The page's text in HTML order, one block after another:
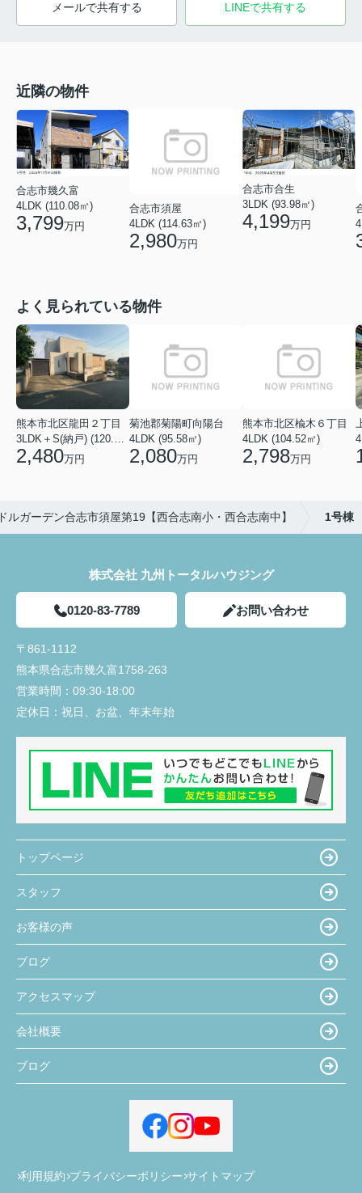
メールで共有する LINEで共有する
近隣の物件
合志市幾久富
4LDK (110.08㎡)
3,799万円
合志市須屋
4LDK (114.63㎡)
2,980万円
合志市合生
3LDK (93.98㎡)
4,199万円
よく見られている物件
熊本市北区龍田２丁目
3LDK＋S(納戸) (120.48㎡)
2,480万円
菊池郡菊陽町向陽台
4LDK (95.58㎡)
2,080万円
熊本市北区楡木６丁目
4LDK (104.52㎡)
2,798万円
ガーデン合志市須屋第19【西合志南小・西合志南中】 1号棟
株式会社 九州トータルハウジング
0120-83-7789 お問い合わせ
〒861-1112
熊本県合志市幾久富1758-263
営業時間： 09:30-18:00
定休日： 祝日、お盆、年末年始
トップページ
スタッフ
お客様の声
ブログ
アクセスマップ
会社概要
ブログ
利用規約 プライバシーポリシー サイトマップ